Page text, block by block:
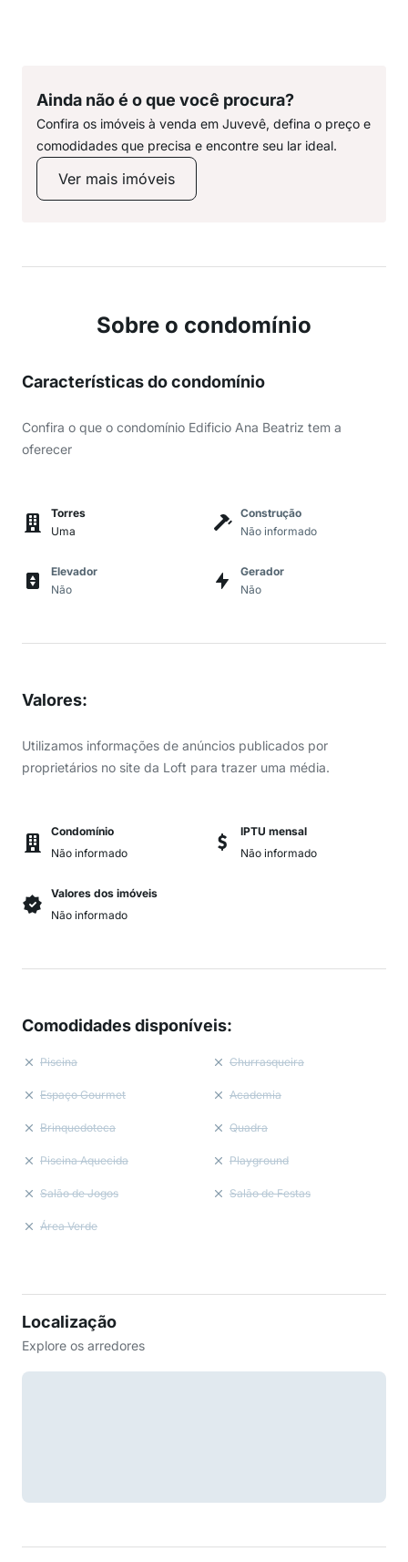
Ainda não é o que você procura?
Confira os imóveis à venda em Juvevê, defina o preço e
comodidades que precisa e encontre seu lar ideal.
Ver mais imóveis
Sobre o condomínio
Características do condomínio
Confira o que o condomínio Edificio Ana Beatriz tem a
oferecer
Torres
Uma
Construção
Não informado
Elevador
Não
Gerador
Não
Valores:
Utilizamos informações de anúncios publicados por
proprietários no site da Loft para trazer uma média.
Condomínio
Não informado
IPTU mensal
Não informado
Valores dos imóveis
Não informado
Comodidades disponíveis:
Piscina Churrasqueira
Espaço Gourmet Academia
Brinquedoteca Quadra
Piscina Aquecida Playground
Salão de Jogos Salão de Festas
Área Verde
Localização
Explore os arredores